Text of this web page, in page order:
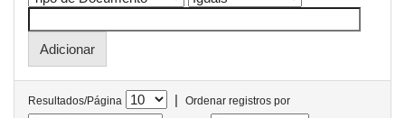
Resultados/Página |
Ordenar registros por